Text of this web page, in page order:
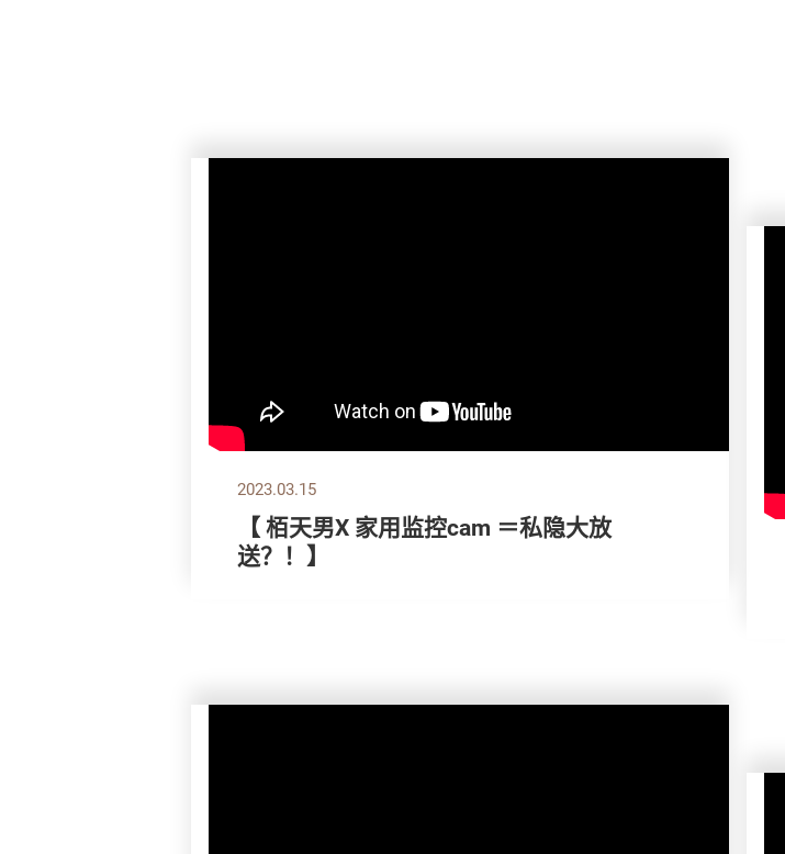
2023.03.15
【 栢天男X 家用监控cam ＝私隐大放
送？！】